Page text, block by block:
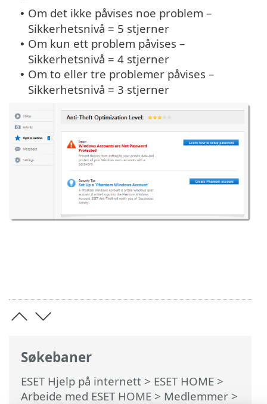
Søkebaner
ESET Hjelp på internett > ESET HOME >
Arbeide med ESET HOME > Medlemmer >
• Om det ikke påvises noe problem –
Sikkerhetsnivå = 5 stjerner
• Om kun ett problem påvises –
Sikkerhetsnivå = 4 stjerner
• Om to eller tre problemer påvises –
Sikkerhetsnivå = 3 stjerner